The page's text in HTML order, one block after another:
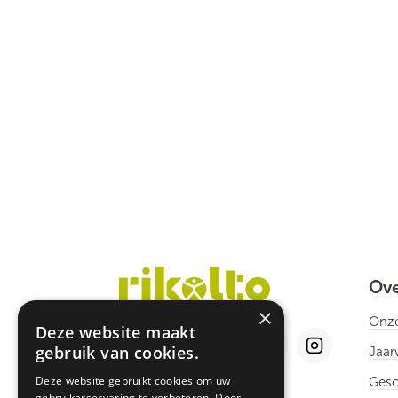
×
Deze website maakt
gebruik van cookies.
Deze website gebruikt cookies om uw